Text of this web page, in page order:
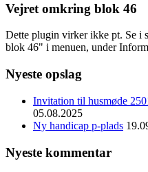
Vejret omkring blok 46
Dette plugin virker ikke pt. Se i
blok 46" i menuen, under
Nyeste opslag
Invitation til husmøde
05.08.2025
Ny handicap p-plads
Nyeste kommentar